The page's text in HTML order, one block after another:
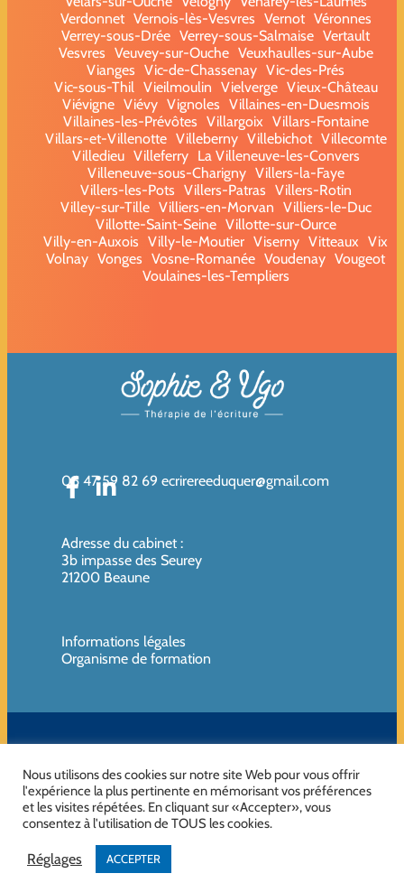
Verdonnet Vernois-lès-Vesvres Vernot Véronnes
Verrey-sous-Drée Verrey-sous-Salmaise Vertault
Vesvres Veuvey-sur-Ouche Veuxhaulles-sur-Aube
Vianges Vic-de-Chassenay Vic-des-Prés
Vic-sous-Thil Vieilmoulin Vielverge Vieux-Château
Viévigne Viévy Vignoles Villaines-en-Duesmois
Villaines-les-Prévôtes Villargoix Villars-Fontaine
Villars-et-Villenotte Villeberny Villebichot Villecomte
Villedieu Villeferry
La Villeneuve-les-Convers
Villeneuve-sous-Charigny Villers-la-Faye
Villers-les-Pots Villers-Patras Villers-Rotin
Villey-sur-Tille Villiers-en-Morvan Villiers-le-Duc
Villotte-Saint-Seine Villotte-sur-Ource
Villy-en-Auxois Villy-le-Moutier Viserny Vitteaux Vix
Volnay Vonges Vosne-Romanée Voudenay Vougeot
Voulaines-les-Templiers
06 47 59 82 69 ecrirereeduquer@gmail.com
Adresse du cabinet :
3b impasse des Seurey
21200 Beaune
Informations légales
Organisme de formation
No Result
Nous utilisons des cookies sur notre site Web pour vous offrir
l'expérience la plus pertinente en mémorisant vos préférences
et les visites répétées. En cliquant sur «Accepter», vous
consentez à l'utilisation de TOUS les cookies.
Réglages ACCEPTER